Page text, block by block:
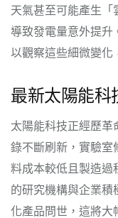
天氣甚至可能產生「
導致發電量意外提
以觀察這些細微變化
最新太陽能科
太陽能科技正經歷
錄不斷刷新，實驗室
料成本較低且製造過
的研究機構與企業
化產品問世，這將大